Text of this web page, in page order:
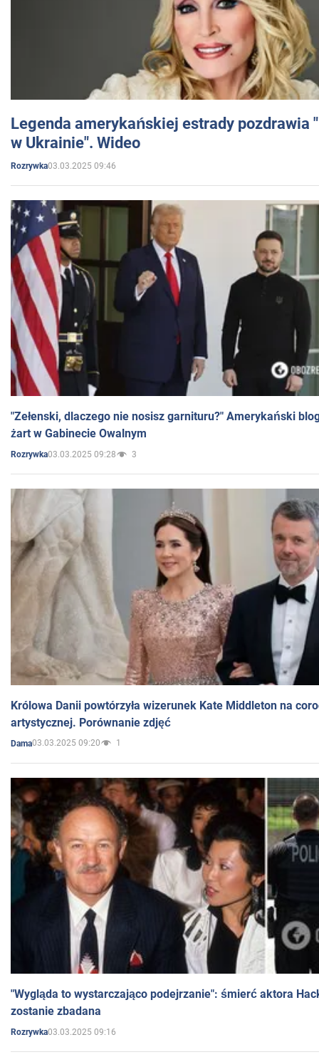
Legenda amerykańskiej estrady pozdrawia
w Ukrainie". Wideo
Rozrywka03.03.2025 09:46
"Zełenski, dlaczego nie nosisz garnituru?" Amerykański
żart w Gabinecie Owalnym
Rozrywka03.03.2025 09:28 3
Królowa Danii powtórzyła wizerunek Kate Middleton na
artystycznej. Porównanie zdjęć
Dama03.03.2025 09:20 1
"Wygląda to wystarczająco podejrzanie": śmierć aktora
zostanie zbadana
Rozrywka03.03.2025 09:16